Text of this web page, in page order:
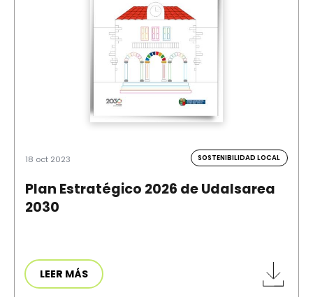
18 oct 2023 SOSTENIBILIDAD LOCAL
Plan Estratégico 2026 de Udalsarea
2030
LEER MÁS